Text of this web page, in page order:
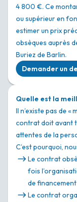
4 800 €. Ce
ou supérieur en
estimer un prix
obsèques auprès
Buriez de Barlin.
Demander un
Quelle est la
Il n’existe pas de «
contrat doit avant
attentes de la
C’est pourquoi,
Le contrat
fois
de
Le contrat